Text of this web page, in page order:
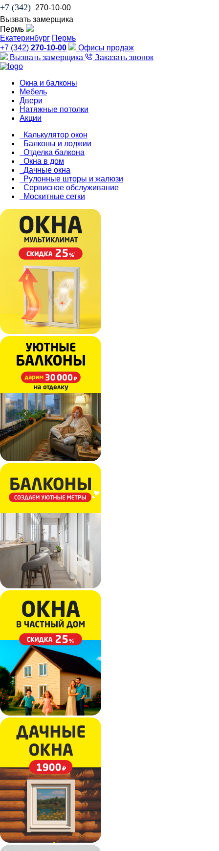
+7 (342) 270-10-00
Вызвать замерщика
Пермь
Екатеринбург Пермь
+7 (342) 270-10-00
Офисы продаж
Вызвать замерщика
Заказать звонок
Окна и балконы
Мебель
Двери
Натяжные потолки
Акции
Калькулятор окон
Балконы и лоджии
Отделка балкона
Окна в дом
Дачные окна
Рулонные шторы и жалюзи
Сервисное обслуживание
Москитные сетки